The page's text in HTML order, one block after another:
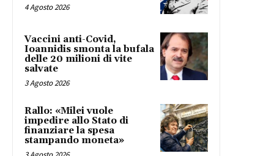
4 Agosto 2026
Vaccini anti-Covid,
Ioannidis smonta la bufala
delle 20 milioni di vite
salvate
3 Agosto 2026
Rallo: «Milei vuole
impedire allo Stato di
finanziare la spesa
stampando moneta»